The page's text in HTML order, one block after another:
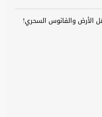
الأرض والفانوس السحري!